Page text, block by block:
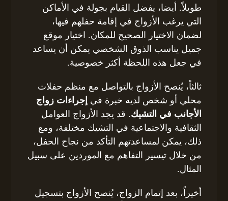
طويلاً. أيضا، يفضل القيام بجولة في الأماكن
التي يرغب الأزواج في إقامة حفلهم فيها،
لضمان الاختيار الصحيح للمكان. اختيار موقع
جميل يناسب الذوق الشخصي يمكن أن يساعد
في جعل هذه اللحظة أكثر خصوصية.
ثالثاً، يُنصح الأزواج بالتواصل مع منظم حفلات
محلي أو شخص لديه خبرة في إجراءات زواج
الأجانب في التشيك. قد يجد الأزواج العوامل
الثقافية والاجتماعية في التشيك مختلفة، ومع
ذلك، يمكن لمساعدتهم التأكد من نجاح الحفل،
من خلال تيسير التفاهم مع الموردين على سبيل
المثال.
أخيراً، بعد إتمام الزواج، يُنصح الأزواج بتسجيل